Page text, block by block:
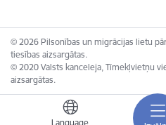
Language
© 2026 Pilsonības un migrācijas lietu
tiesības aizsargātas.
© 2020 Valsts kanceleja, Tīmekļvietņu
aizsargātas.